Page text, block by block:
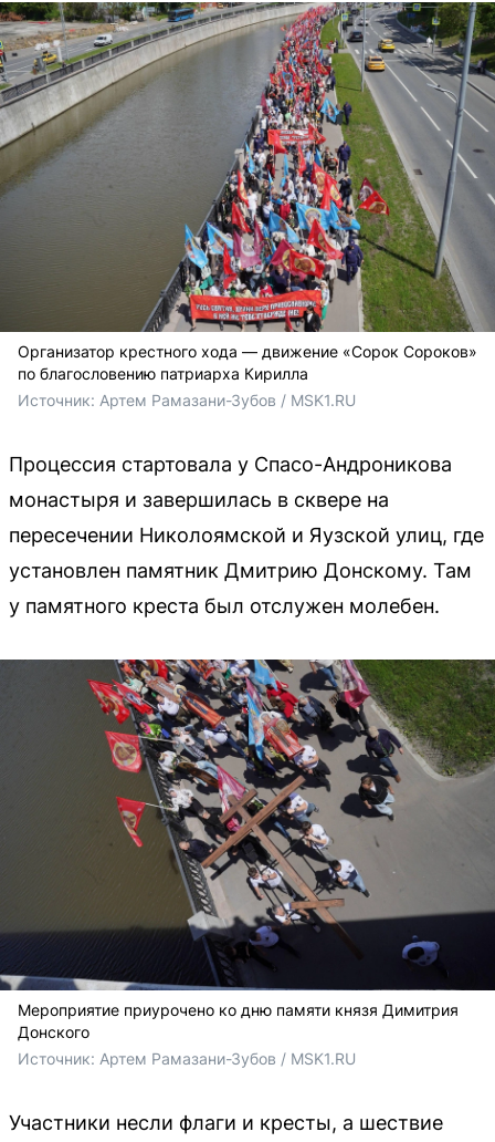
Организатор крестного хода — движение «Сорок Сороков»
по благословению патриарха Кирилла
Источник: Артем Рамазани-Зубов / MSK1.RU
Процессия стартовала у Спасо-Андроникова
монастыря и завершилась в сквере на
пересечении Николоямской и Яузской улиц, где
установлен памятник Дмитрию Донскому. Там
у памятного креста был отслужен молебен.
Мероприятие приурочено ко дню памяти князя Димитрия
Донского
Источник: Артем Рамазани-Зубов / MSK1.RU
Участники несли флаги и кресты, а шествие